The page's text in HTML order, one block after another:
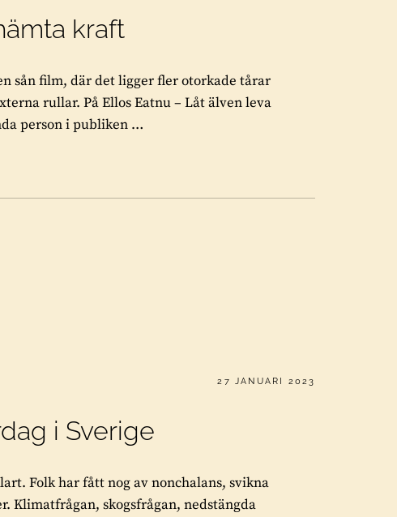
kraft
sån film, där det ligger fler otorkade tårar
rullar. På Ellos Eatnu – Låt älven leva
person i publiken …
PUBLICERAT
27 JANUARI 2023
i Sverige
Folk har fått nog av nonchalans, svikna
Klimatfrågan, skogsfrågan, nedstängda